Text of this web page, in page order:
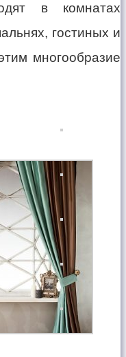
в комнатах
гостиных и
многообразие